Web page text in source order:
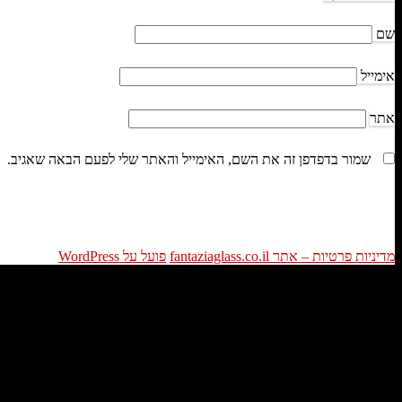
שם
אימייל
אתר
שמור בדפדפן זה את השם, האימייל והאתר שלי לפעם הבאה שאגיב.
מדיניות פרטיות – אתר fantaziaglass.co.il פועל על WordPress